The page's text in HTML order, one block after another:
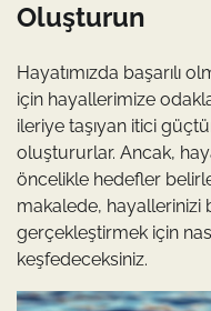
Oluşturun
Hayatımızda başarılı
için hayallerimize
ileriye taşıyan itici
oluştururlar. Ancak,
öncelikle hedefler
makalede, hayallerinizi
gerçekleştirmek için
keşfedeceksiniz.